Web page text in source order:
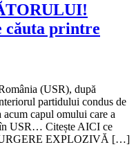
căuta printre
(USR), după
partidului condus de
capul omului care a
USR… Citește AICI ce
EXPLOZIVĂ […]